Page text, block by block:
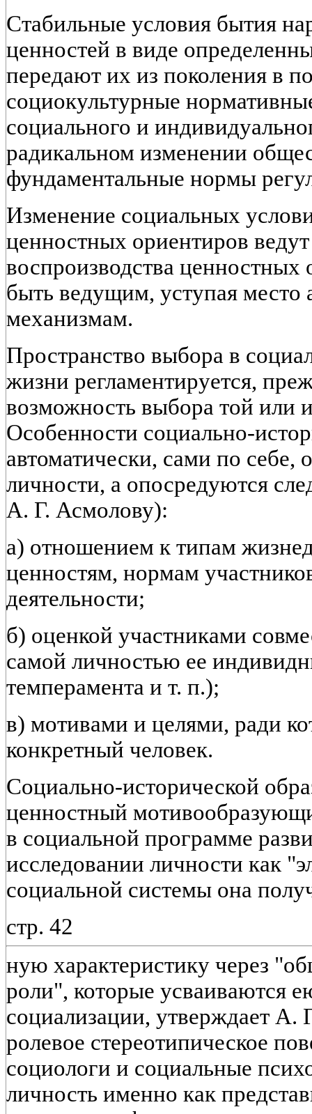
Стабильные условия бытия
ценностей в виде
передают их из поколения в
социокультурные
социального и
радикальном изменении
фундаментальные нормы
Изменение социальных
ценностных ориентиров
воспроизводства ценностных
быть ведущим, уступая место
механизмам.
Пространство выбора в
жизни регламентируется,
возможность выбора той или
Особенности социально-
автоматически, сами по себе,
личности, а опосредуются
А. Г. Асмолову):
а) отношением к типам
ценностям, нормам
деятельности;
б) оценкой участниками
самой личностью ее
темперамента и т. п.);
в) мотивами и целями, ради
конкретный человек.
Социально-исторической
ценностный
в социальной программе
исследовании личности как
социальной системы она
стр. 42
ную характеристику через
роли", которые усваиваются
социализации, утверждает
ролевое стереотипическое
социологи и социальные
личность именно как